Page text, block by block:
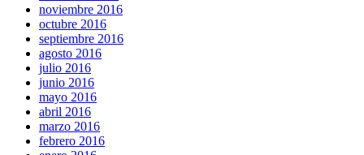
noviembre 2016
octubre 2016
septiembre 2016
agosto 2016
julio 2016
junio 2016
mayo 2016
abril 2016
marzo 2016
febrero 2016